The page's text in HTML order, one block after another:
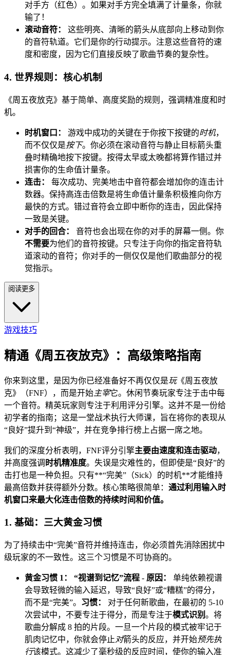
对手方（红色）。如果对手方完全填满了计量条，你就
输了！
滚动音符：
这些明亮、清晰的箭头从底部向上移动到你
的音符轨道。它们是你的行动提示。注意这些音符的速
度和密度，因为它们直接反映了歌曲节奏的复杂性。
4. 世界规则：核心机制
《周五夜放克》基于简单、高度奖励的规则，强调精准度和时
机。
时机窗口： 游戏中成功的关键在于你按下按键的时机，
而不仅仅是按下。你必须在滚动音符与静止目标箭头重
叠时精确地按下按键。按得太早或太晚都将算作错过并
损害你的生命值计量条。
连击：
每次成功、完美地击中音符都会增加你的连击计
数器。保持高连击倍数是将生命值计量条积极推向你方
最快的方式。错过音符会立即中断你的连击，因此保持
一致是关键。
对手的回合：
音符也会出现在你的对手的屏幕一侧。你
不需要为他们的音符按键。只专注于向你的指定音符轨
道滚动的音符；你对手的一侧仅仅是他们歌曲部分的视
觉指示。
阅读更多
游戏技巧
精通《周五夜放克》：高级策略指南
你来到这里，是因为你已经准备好不再仅仅是玩《周五夜放
克》（FNF），而是开始主宰它。休闲节奏玩家专注于击中每
一个音符。精英玩家则专注于利用评分引擎。这并不是一份给
初学者的指南；这是一堂战术执行大师课，旨在将你的表现从
“良好”提升到“神级”，并在竞争排行榜上占据一席之地。
我们的深度分析表明，FNF评分引擎主要由速度和连击驱动，
并高度强调 时机精准度。失误是灾难性的，但即使是“良好”的
击打也是一种负担。只有**“完美”（Sick）的时机**才能维持
最高倍数并获得额外分数。核心策略很简单： 通过利用输入时
机窗口来最大化连击倍数的持续时间和价值。
1. 基础：三大黄金习惯
为了持续击中“完美”音符并维持连击，你必须首先消除困扰中
级玩家的不一致性。这三个习惯是不可协商的。
黄金习惯 1： “视谱到记忆”流程 - 原因：
单纯依赖视谱
会导致轻微的输入延迟，导致“良好”或“糟糕”的得分，
而不是“完美”。 习惯：
对于任何新歌曲，在最初的 5-10
次尝试中，不要专注于得分，而是专注于模式识别 。将
歌曲分解成 8 拍的片段。一旦一个片段的模式被牢记于
肌肉记忆中，你就会停止对箭头的反应，并开始预先执
行该模式。这减少了毫秒级的反应时间，使你的输入准